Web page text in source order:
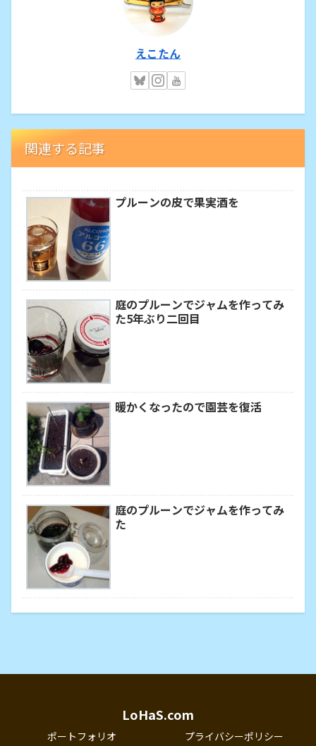
えこたん
関連する記事
プルーンの皮で果実酒を
庭のプルーンでジャムを作ってみ
た5年ぶり二回目
暖かくなったので園芸を復活
庭のプルーンでジャムを作ってみ
た
LoHaS.com
ポートフォリオ プライバシーポリシー